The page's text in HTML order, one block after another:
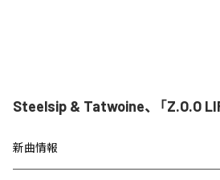
Steelsip & Tatwoine、「Z.O.O
新曲情報